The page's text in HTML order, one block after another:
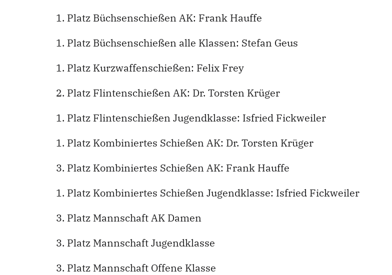
1. Platz Büchsenschießen AK: Frank Hauffe
1. Platz Büchsenschießen alle Klassen: Stefan Geus
1. Platz Kurzwaffenschießen: Felix Frey
2. Platz Flintenschießen AK: Dr. Torsten Krüger
1. Platz Flintenschießen Jugendklasse: Isfried Fickweiler
1. Platz Kombiniertes Schießen AK: Dr. Torsten Krüger
3. Platz Kombiniertes Schießen AK: Frank Hauffe
1. Platz Kombiniertes Schießen Jugendklasse: Isfried Fickweiler
3. Platz Mannschaft AK Damen
3. Platz Mannschaft Jugendklasse
3. Platz Mannschaft Offene Klasse